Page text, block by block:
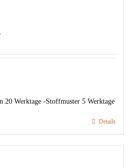
20 Werktage -Stoffmuster 5 Werktage
Details